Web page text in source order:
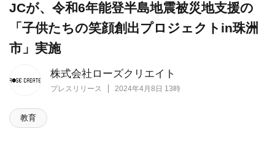
株式会社ローズクリエイト
プレスリリース 2024年4月8日 13時
JCが、令和6年能登半島地震被災地支援の
「子供たちの笑顔創出プロジェクトin珠洲
市」実施
教育